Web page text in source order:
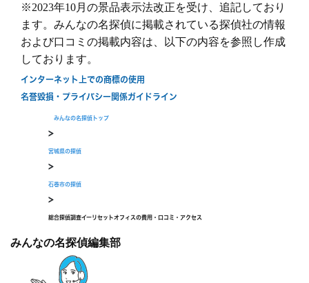
30秒でご案内できます
※2023年10月の景品表示法改正を受け、追記しており
ます。みんなの名探偵に掲載されている探偵社の情報
および口コミの掲載内容は、以下の内容を参照し作成
しております。
インターネット上での商標の使用
名誉毀損・プライバシー関係ガイドライン
みんなの名探偵トップ
>
宮城県の探偵
>
石巻市の探偵
>
総合探偵調査イーリセットオフィスの費用・口コミ・アクセス
みんなの名探偵編集部